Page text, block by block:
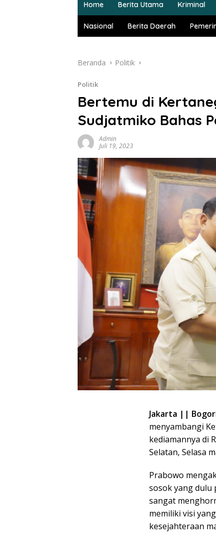
Home Berita Utama Kriminal
Nasional Berita Daerah
Beranda Politik
Politik
Bertemu di
Sudjatmiko Bahas
Admin
Juli 19, 2023
Jakarta ||
menyambangi
kediamannya di
Selatan, Selasa
Prabowo
sosok yang dulu
sangat
memiliki visi
kesejahteraan